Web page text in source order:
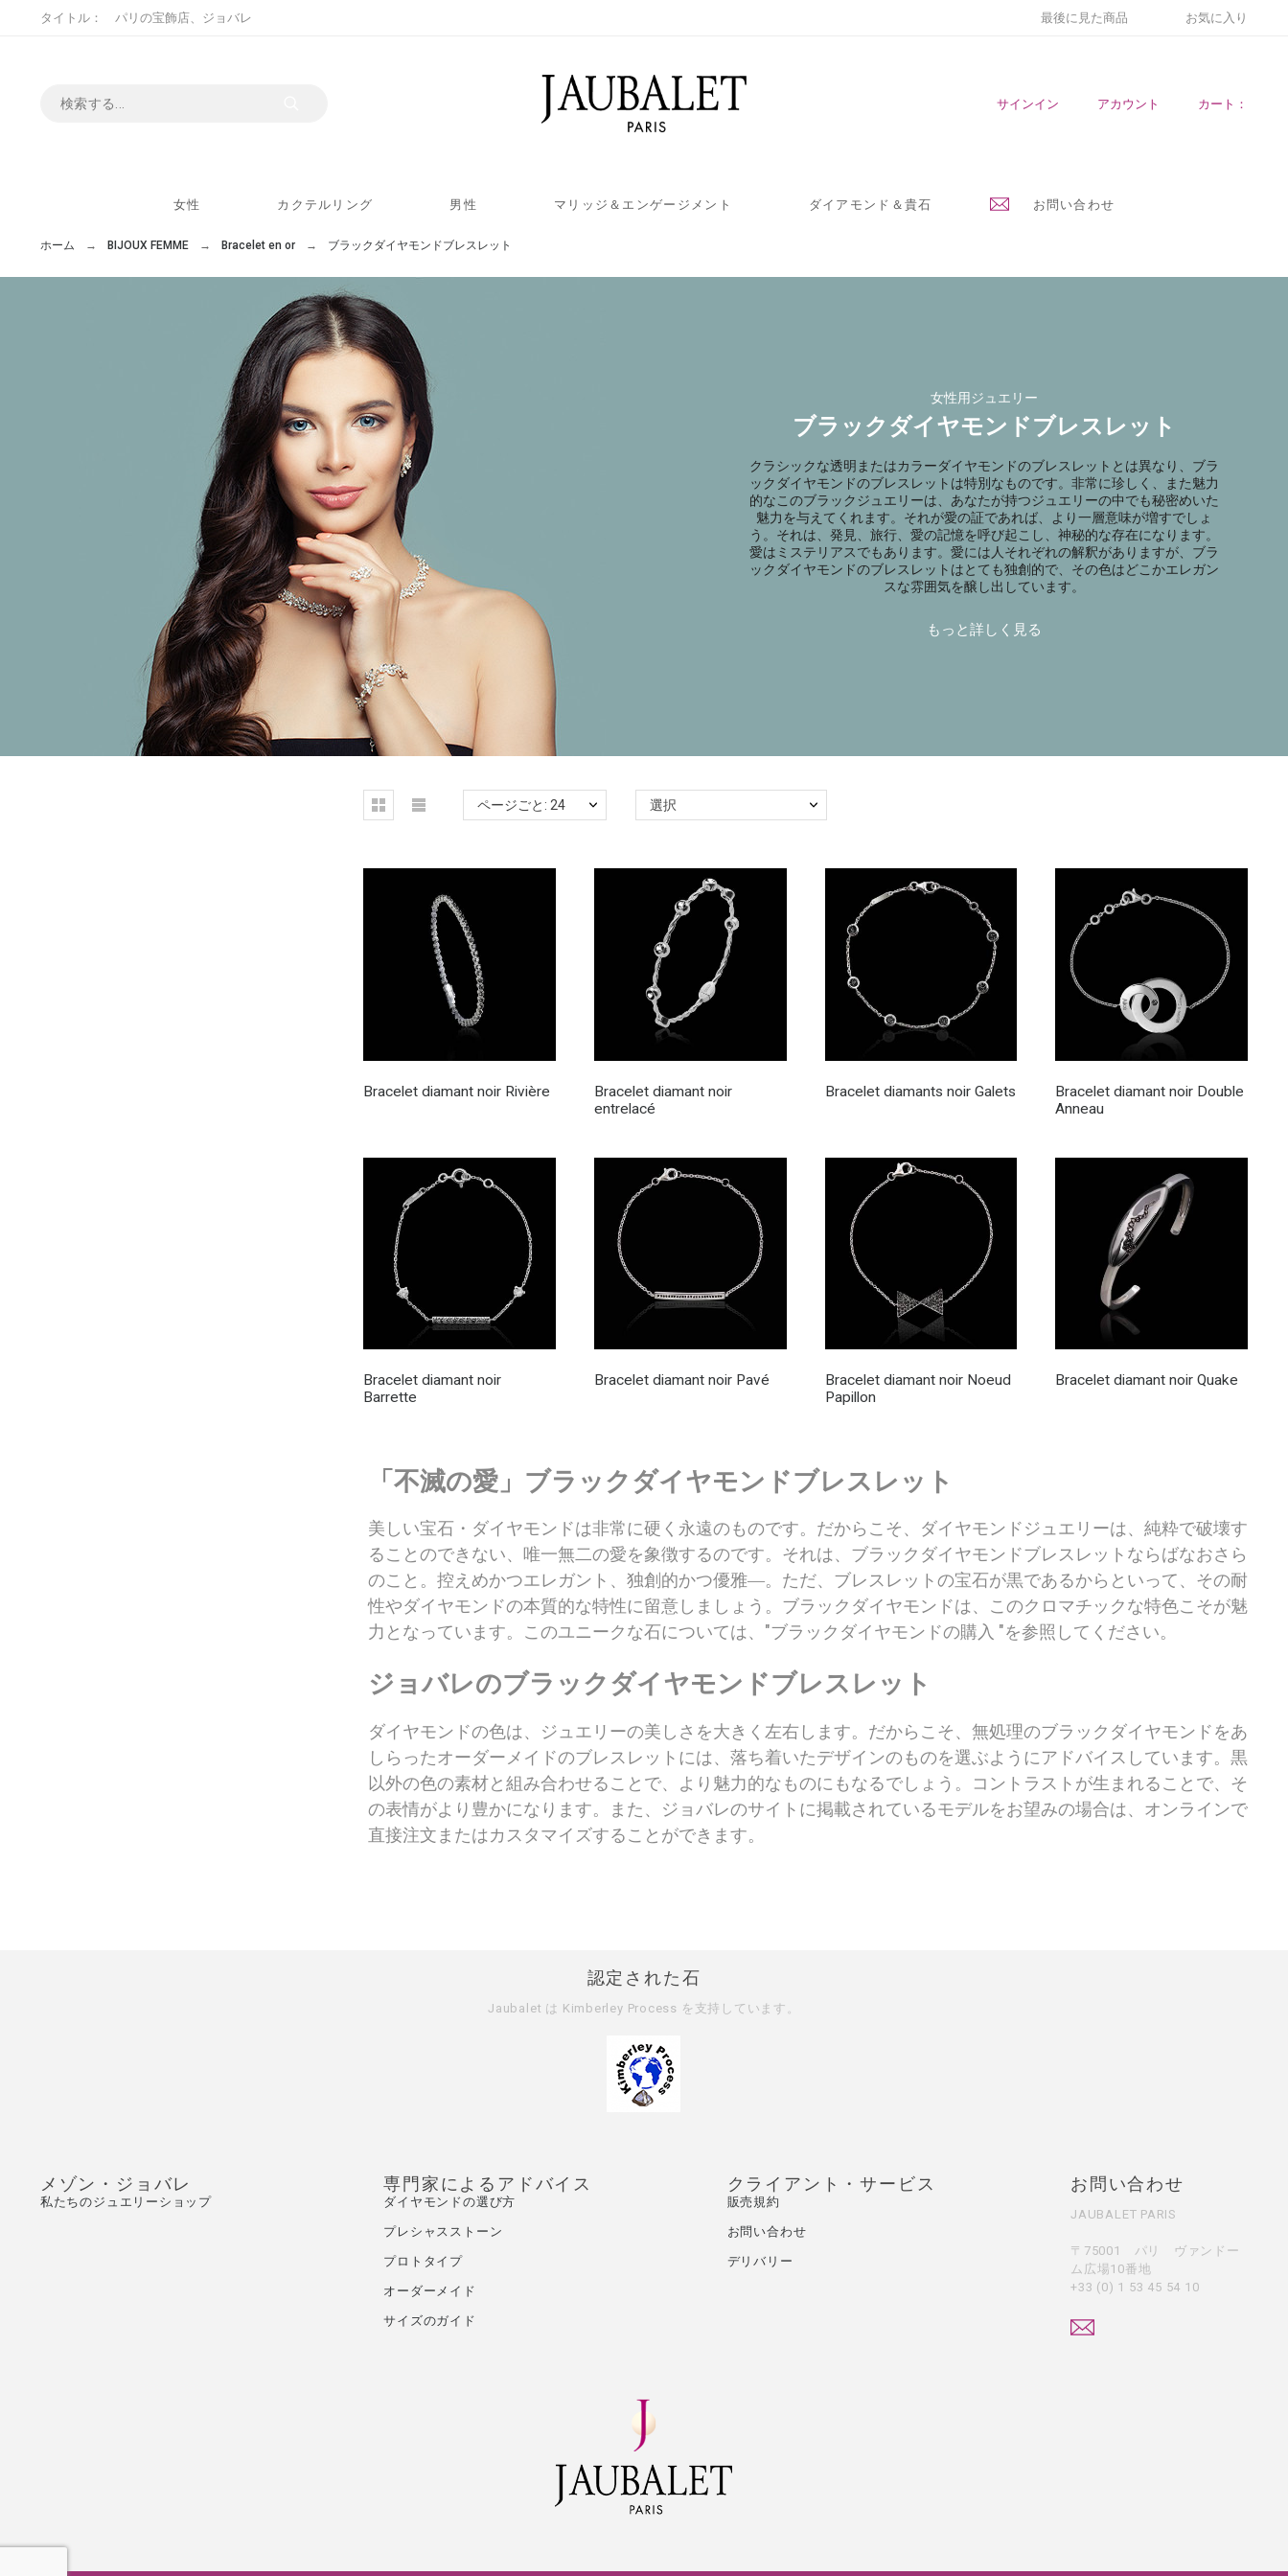
タイトル： パリの宝飾店、ジョバレ 最後に見た商品 お気に入り
サインイン アカウント カート：
女性 カクテルリング 男性 マリッジ＆エンゲージメント ダイアモンド＆貴石 お問い合わせ
ホーム BIJOUX FEMME Bracelet en or ブラックダイヤモンドブレスレット
女性用ジュエリー
ブラックダイヤモンドブレスレット
クラシックな透明またはカラーダイヤモンドのブレスレットとは異なり、ブラ
ックダイヤモンドのブレスレットは特別なものです。非常に珍しく、また魅力
的なこのブラックジュエリーは、あなたが持つジュエリーの中でも秘密めいた
魅力を与えてくれます。それが愛の証であれば、より一層意味が増すでしょ
う。それは、発見、旅行、愛の記憶を呼び起こし、神秘的な存在になります。
愛はミステリアスでもあります。愛には人それぞれの解釈がありますが、ブラ
ックダイヤモンドのブレスレットはとても独創的で、その色はどこかエレガン
スな雰囲気を醸し出しています。
もっと詳しく見る
ページごと: 24 選択
Bracelet diamant noir Rivière
Bracelet diamant noir
entrelacé
Bracelet diamants noir Galets
Bracelet diamant noir Double
Anneau
Bracelet diamant noir
Barrette
Bracelet diamant noir Pavé
Bracelet diamant noir Noeud
Papillon
Bracelet diamant noir Quake
「不滅の愛」ブラックダイヤモンドブレスレット
美しい宝石・ダイヤモンドは非常に硬く永遠のものです。だからこそ、ダイヤモンドジュエリーは、純粋で破壊す
ることのできない、唯一無二の愛を象徴するのです。それは、ブラックダイヤモンドブレスレットならばなおさら
のこと。控えめかつエレガント、独創的かつ優雅―。ただ、ブレスレットの宝石が黒であるからといって、その耐
性やダイヤモンドの本質的な特性に留意しましょう。ブラックダイヤモンドは、このクロマチックな特色こそが魅
力となっています。このユニークな石については、"ブラックダイヤモンドの購入 "を参照してください。
ジョバレのブラックダイヤモンドブレスレット
ダイヤモンドの色は、ジュエリーの美しさを大きく左右します。だからこそ、無処理のブラックダイヤモンドをあ
しらったオーダーメイドのブレスレットには、落ち着いたデザインのものを選ぶようにアドバイスしています。黒
以外の色の素材と組み合わせることで、より魅力的なものにもなるでしょう。コントラストが生まれることで、そ
の表情がより豊かになります。また、ジョバレのサイトに掲載されているモデルをお望みの場合は、オンラインで
直接注文またはカスタマイズすることができます。
認定された石
Jaubalet は Kimberley Process を支持しています。
メゾン・ジョバレ
私たちのジュエリーショップ
専門家によるアドバイス
ダイヤモンドの選び方
プレシャスストーン
プロトタイプ
オーダーメイド
サイズのガイド
クライアント・サービス
販売規約
お問い合わせ
デリバリー
お問い合わせ
JAUBALET PARIS
〒75001 パリ ヴァンドー
ム広場10番地
+33 (0) 1 53 45 54 10